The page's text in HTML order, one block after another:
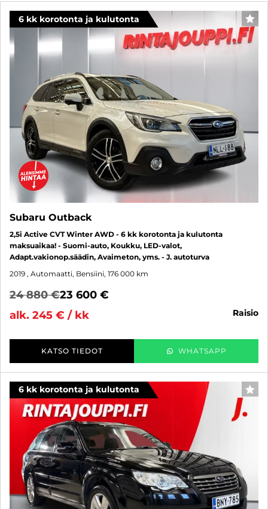
6 kk korotonta ja kulutonta
Subaru Outback
2,5i Active CVT Winter AWD - 6 kk korotonta ja kulutonta
maksuaikaa! - Suomi-auto, Koukku, LED-valot,
Adapt.vakionop.säädin, Avaimeton, yms. - J. autoturva
2019 , Automaatti, Bensiini, 176 000 km
24 880 €23 600 €
alk. 245 € / kk
raisio
KATSO TIEDOT WHATSAPP
6 kk korotonta ja kulutonta